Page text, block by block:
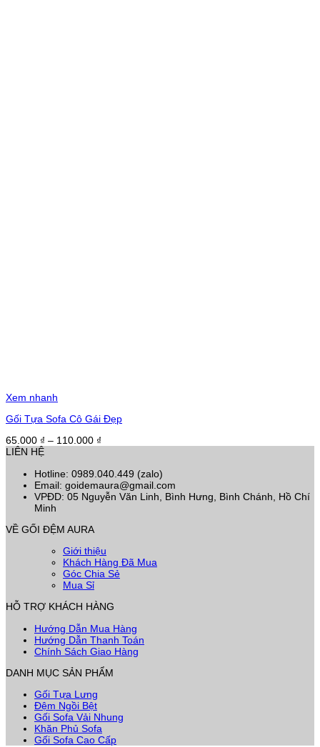
Xem nhanh
Gối Tựa Sofa Cô Gái Đẹp
65.000 ₫ – 110.000 ₫
65.000 ₫
đến
110.000 ₫
LIÊN HỆ
Hotline: 0989.040.449 (zalo)
Email: goidemaura@gmail.com
VPĐD: 05 Nguyễn Văn Linh, Bình Hưng, Bình Chánh, Hồ Chí
Minh
VỀ GỐI ĐỆM AURA
Giới thiệu
Khách Hàng Đã Mua
Góc Chia Sẻ
Mua Sỉ
HỖ TRỢ KHÁCH HÀNG
Hướng Dẫn Mua Hàng
Hướng Dẫn Thanh Toán
Chính Sách Giao Hàng
DANH MỤC SẢN PHẨM
Gối Tựa Lưng
Đệm Ngồi Bệt
Gối Sofa Vải Nhung
Khăn Phủ Sofa
Gối Sofa Cao Cấp